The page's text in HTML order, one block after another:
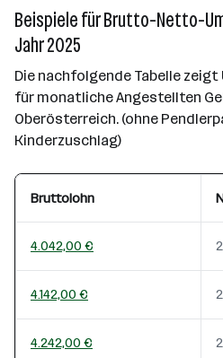
Beispiele für Brutto-Netto-
Jahr 2025
Die nachfolgende Tabelle
für monatliche Angestellten
Oberösterreich. (ohne
Kinderzuschlag)
Bruttolohn
4.042,00 €
4.142,00 €
4.242,00 €